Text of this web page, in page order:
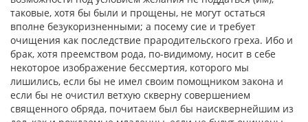
таковые, хотя бы были и прощены, не могут остаться
вполне безукоризненными; а посему сие и требует
очищения как последствие прародительского греха. Ибо и
брак, хотя преемством рода, по-видимому, носит в себе
некоторое изображение бессмертия, которого мы
лишились, если бы не имел своим помощником закона и
если бы не очистил ветхую скверну совершением
священного обряда, почитаем был бы наисквернейшим из